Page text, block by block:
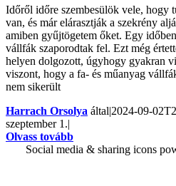
Időről időre szembesülök vele, hogy
van, és már elárasztják a szekrény
amiben gyűjtögetem őket. Egy
vállfák szaporodtak fel. Ezt még
helyen dolgozott, úgyhogy gyakran
viszont, hogy a fa- és műanyag
nem sikerült
Harrach Orsolya által|2024-09-
szeptember 1.|
Olvass tovább
Social media & sharing icons